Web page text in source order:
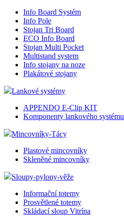
Info Board Systém
Info Pole
Stojan Tri Board
ECO Info Board
Stojan Multi Pocket
Multistand system
Info stojany na noze
Plakátové stojany
Lankové systémy
APPENDO E-Clip KIT
Komponenty lankového systému
Mincovníky-Tácy
Plastové mincovníky
Skleněné mincovníky
Sloupy-pylony-věže
Informační totemy
Prosvětlené totemy
Skládací sloup Vitrína